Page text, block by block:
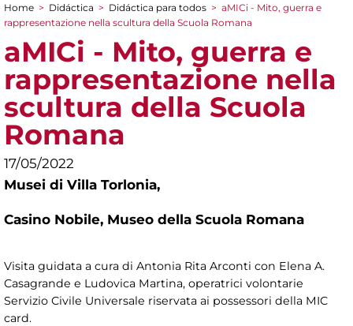
You are here
Home > Didáctica > Didáctica para todos > aMICi - Mito, guerra e
rappresentazione nella scultura della Scuola Romana
aMICi - Mito, guerra e
rappresentazione nella
scultura della Scuola
Romana
17/05/2022
Musei di Villa Torlonia,
Casino Nobile, Museo della Scuola Romana
Visita guidata a cura di Antonia Rita Arconti con Elena A.
Casagrande e Ludovica Martina, operatrici volontarie
Servizio Civile Universale riservata ai possessori della MIC
card.